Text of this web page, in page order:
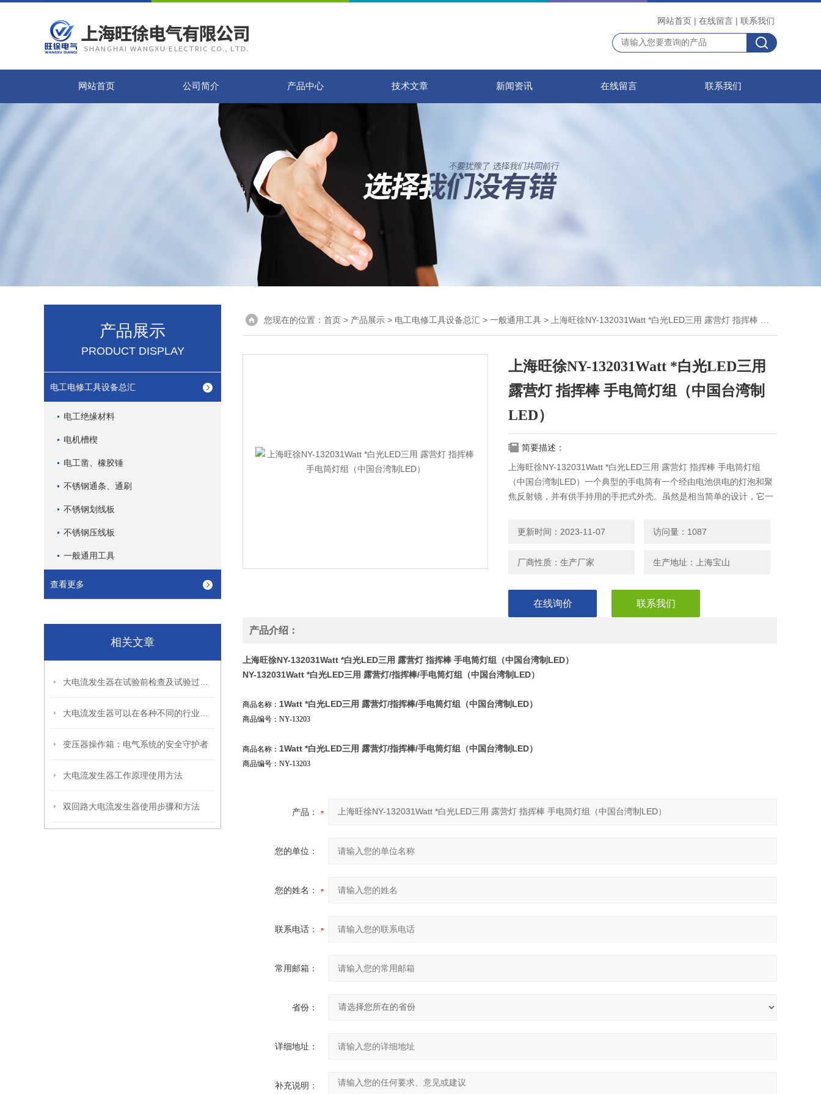
网站首页 | 在线留言 | 联系我们
网站首页 公司简介 产品中心 技术文章 新闻资讯 在线留言 联系我们
产品展示
PRODUCT DISPLAY
电工电修工具设备总汇
电工绝缘材料
电机槽楔
电工凿、橡胶锤
不锈钢通条、通刷
不锈钢划线板
不锈钢压线板
一般通用工具
查看更多
相关文章
变压器操作箱：电气系统的安全守护者
大电流发生器工作原理使用方法
双回路大电流发生器使用步骤和方法
您现在的位置： 首页 > 产品展示 > 电工电修工具设备总汇 > 一般通用工具 > 上海旺徐NY-132031Watt *白光LED三用 露营灯 指挥棒 手电筒灯组（中国台湾制LED）
上海旺徐NY-132031Watt *白光LED三用
露营灯 指挥棒 手电筒灯组（中国台湾制
LED）
简要描述：
上海旺徐NY-132031Watt *白光LED三用 露营灯 指挥棒 手电筒灯组
（中国台湾制LED）一个典型的手电筒有一个经由电池供电的灯泡和聚
焦反射镜，并有供手持用的手把式外壳。虽然是相当简单的设计，它一
更新时间：2023-11-07 访问量：1087
厂商性质：生产厂家 生产地址：上海宝山
在线询价 联系我们
产品介绍：
上海旺徐NY-132031Watt *白光LED三用 露营灯 指挥棒 手电筒灯组（中国台湾制LED）
NY-132031Watt *白光LED三用 露营灯/指挥棒/手电筒灯组（中国台湾制LED）
商品名称： 1Watt *白光LED三用 露营灯/指挥棒/手电筒灯组（中国台湾制LED）
商品编号：NY-13203
商品名称： 1Watt *白光LED三用 露营灯/指挥棒/手电筒灯组（中国台湾制LED）
商品编号：NY-13203
产品：
您的单位：
您的姓名：
联系电话：
常用邮箱：
省份：
详细地址：
补充说明：